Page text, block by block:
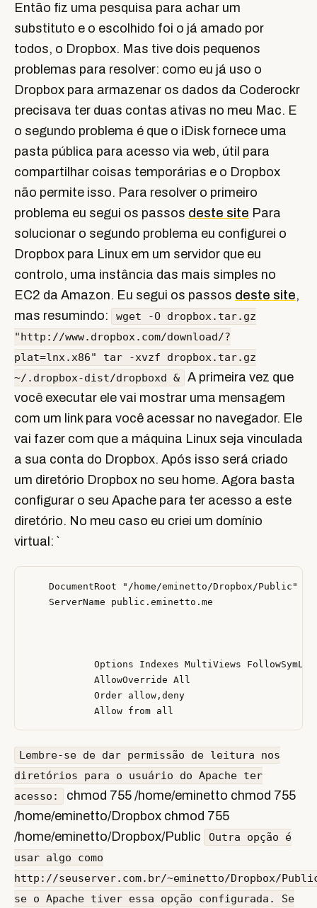
Então fiz uma pesquisa para achar um
substituto e o escolhido foi o já amado por
todos, o Dropbox. Mas tive dois pequenos
problemas para resolver: como eu já uso o
Dropbox para armazenar os dados da Coderockr
precisava ter duas contas ativas no meu Mac. E
o segundo problema é que o iDisk fornece uma
pasta pública para acesso via web, útil para
compartilhar coisas temporárias e o Dropbox
não permite isso. Para resolver o primeiro
problema eu segui os passos deste site Para
solucionar o segundo problema eu configurei o
Dropbox para Linux em um servidor que eu
controlo, uma instância das mais simples no
EC2 da Amazon. Eu segui os passos deste site,
mas resumindo:
wget -O dropbox.tar.gz
"http://www.dropbox.com/download/?
plat=lnx.x86" tar -xvzf dropbox.tar.gz
~/.dropbox-dist/dropboxd &
A primeira vez que
você executar ele vai mostrar uma mensagem
com um link para você acessar no navegador. Ele
vai fazer com que a máquina Linux seja vinculada
a sua conta do Dropbox. Após isso será criado
um diretório Dropbox no seu home. Agora basta
configurar o seu Apache para ter acesso a este
diretório. No meu caso eu criei um domínio
virtual: `
    DocumentRoot "/home/eminetto/Dropbox/Public"
    ServerName public.eminetto.me
Options Indexes MultiViews
            AllowOverride All
            Order allow,deny
Lembre-se de dar permissão de leitura nos
diretórios para o usuário do Apache ter
acesso:
chmod 755 /home/eminetto chmod 755
/home/eminetto/Dropbox chmod 755
/home/eminetto/Dropbox/Public
Outra opção é
usar algo como
http://seuserver.com.br/~eminetto/Dropbox/
se o Apache tiver essa opção configurada. Se